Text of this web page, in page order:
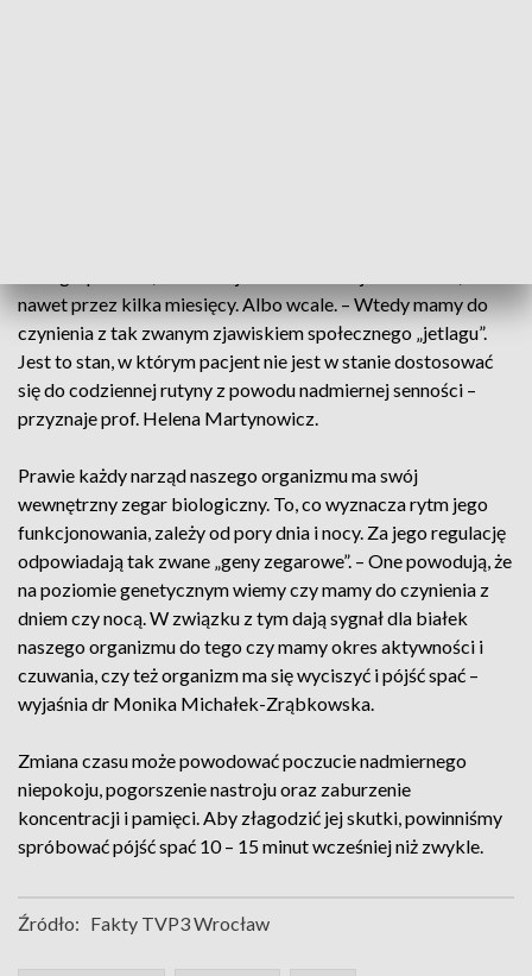
nawet przez kilka miesięcy. Albo wcale. – Wtedy mamy do
czynienia z tak zwanym zjawiskiem społecznego „jetlagu”.
Jest to stan, w którym pacjent nie jest w stanie dostosować
się do codziennej rutyny z powodu nadmiernej senności –
przyznaje prof. Helena Martynowicz.
Prawie każdy narząd naszego organizmu ma swój
wewnętrzny zegar biologiczny. To, co wyznacza rytm jego
funkcjonowania, zależy od pory dnia i nocy. Za jego regulację
odpowiadają tak zwane „geny zegarowe”. – One powodują, że
na poziomie genetycznym wiemy czy mamy do czynienia z
dniem czy nocą. W związku z tym dają sygnał dla białek
naszego organizmu do tego czy mamy okres aktywności i
czuwania, czy też organizm ma się wyciszyć i pójść spać –
wyjaśnia dr Monika Michałek-Zrąbkowska.
Zmiana czasu może powodować poczucie nadmiernego
niepokoju, pogorszenie nastroju oraz zaburzenie
koncentracji i pamięci. Aby złagodzić jej skutki, powinniśmy
spróbować pójść spać 10 – 15 minut wcześniej niż zwykle.
Źródło: Fakty TVP3 Wrocław